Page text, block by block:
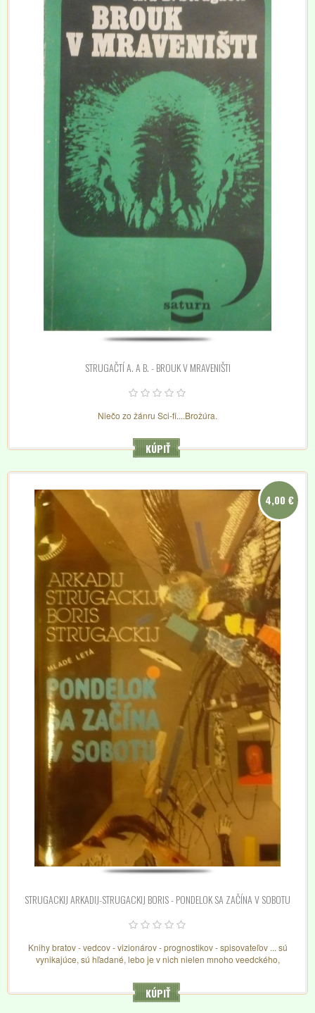
STRUGAČTÍ A. A B. - BROUK V MRAVENIŠTI
Niečo zo žánru Sci-fi....Brožúra.
KÚPIŤ
STRUGACKIJ ARKADIJ-STRUGACKIJ BORIS - PONDELOK SA ZAČÍNA V SOBOTU
Knihy bratov - vedcov - vizionárov - prognostikov - spisovateľov ... sú
vynikajúce, sú hľadané, lebo je v nich nielen mnoho veedckého,
4,00 €
KÚPIŤ